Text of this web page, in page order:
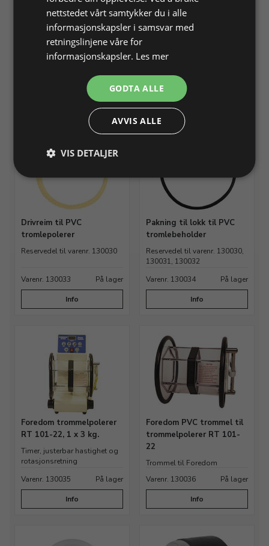
PVC trommelbeholder,
Ekstra trommelbeholder til
trommelpolerer 130030
På lager
Lokk til PVC
130030 og 130031
Varenr. 130032
Drivreim til PVC
tromlepolerer
Reservedel til varenr. 130030
Varenr. 130033 På lager
Info
Pakning til lokk til PVC
tromlebeholder
Reservedel til varenr. 130030,
130031, 130032
Varenr. 130034
På lager
Info
Foredom trommelpolerer
RT 101-22, 1 x 3 kg.
Timer, justerbar hastighet og
rotasjonsretning
Varenr. 130035
På lager
Info
Foredom PVC trommel til
trommelpolerer RT 101-
22
Trommel til Foredom
130035
Varenr. 130036 På lager
Info
nettstedet vårt samtykker du i alle
informasjonskapsler i samsvar med
retningslinjene våre for
informasjonskapsler. Les mer
GODTA ALLE
AVVIS ALLE
VIS DETALJER